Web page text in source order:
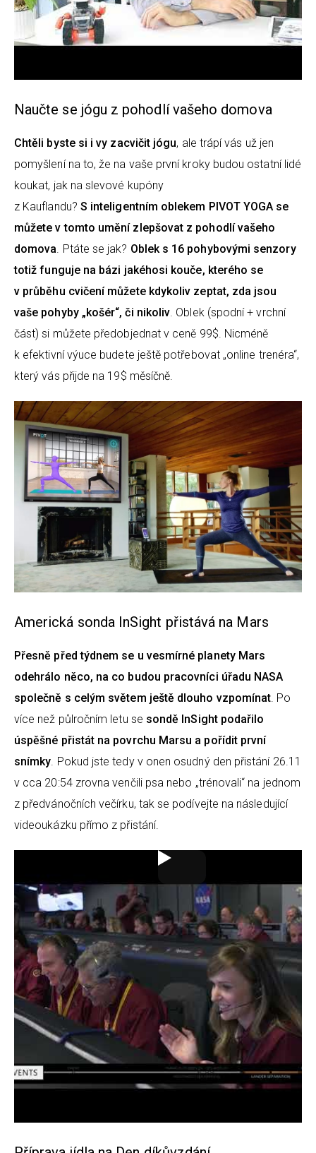
Naučte se jógu z pohodlí vašeho domova
Chtěli byste si i vy zacvičit jógu, ale trápí vás už jen
pomyšlení na to, že na vaše první kroky budou ostatní lidé
koukat, jak na slevové kupóny
z Kauflandu? S inteligentním oblekem PIVOT YOGA se
můžete v tomto umění zlepšovat z pohodlí vašeho
domova . Ptáte se jak? Oblek s 16 pohybovými senzory
totiž funguje na bázi jakéhosi kouče, kterého se
v průběhu cvičení můžete kdykoliv zeptat, zda jsou
vaše pohyby „košér“, či nikoliv . Oblek (spodní + vrchní
část) si můžete předobjednat v ceně 99$. Nicméně
k efektivní výuce budete ještě potřebovat „online trenéra“,
který vás přijde na 19$ měsíčně.
Americká sonda InSight přistává na Mars
Přesně před týdnem se u vesmírné planety Mars
odehrálo něco, na co budou pracovníci úřadu NASA
společně s celým světem ještě dlouho vzpomínat. Po
více než půlročním letu se sondě InSight podařilo
úspěšné přistát na povrchu Marsu a pořídit první
snímky. Pokud jste tedy v onen osudný den přistání 26.11
v cca 20:54 zrovna venčili psa nebo „trénovali“ na jednom
z předvánočních večírku, tak se podívejte na následující
videoukázku přímo z přistání.